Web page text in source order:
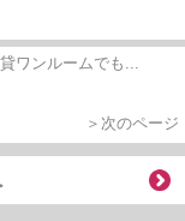
ワンルームでも...
＞次のページ